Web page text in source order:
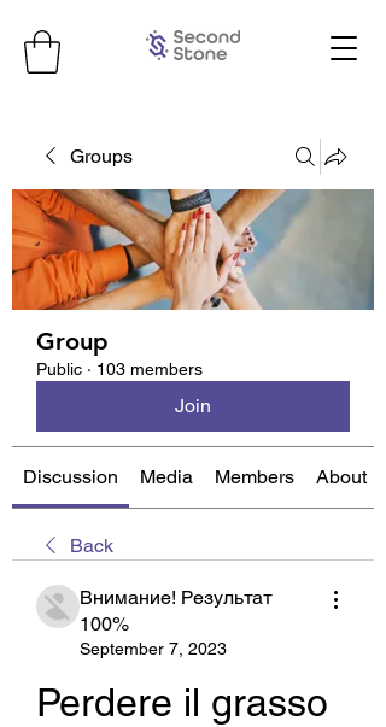
Groups
Group
Public · 103 members
Join
Discussion Media Members About
Back
Внимание! Результат
100%
September 7, 2023
Perdere il grasso